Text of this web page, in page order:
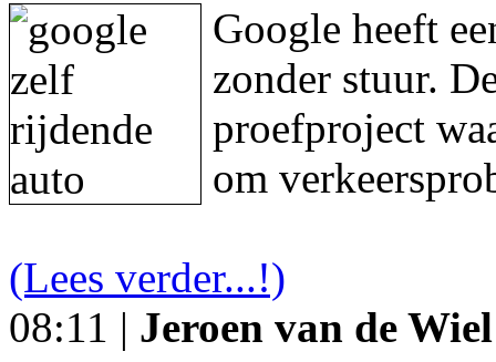
Google heeft
zonder stuur.
proefproject
om
(Lees verder...!)
08:11 | Jeroen van de Wiel